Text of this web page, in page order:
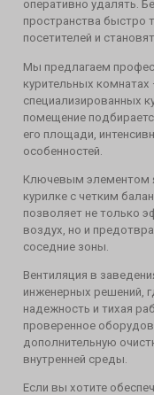
оперативно удалять.
пространства быстро
посетителей и
Мы предлагаем
курительных
специализированных
помещение
его площади,
особенностей.
Ключевым элементом
курилке с четким
позволяет не только
воздух, но и
соседние зоны.
Вентиляция в
инженерных решений,
надежность и тихая
проверенное
дополнительную
внутренней среды.
Если вы хотите